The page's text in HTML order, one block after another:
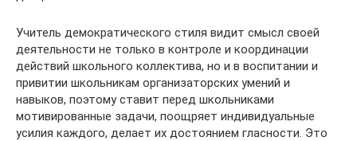
Учитель демократического стиля видит смысл своей
деятельности не только в контроле и координации
действий школьного кол­лектива, но и в воспитании и
привитии школьникам организа­торских умений и
навыков, поэтому ставит перед школьниками
мотивированные задачи, поощряет индивидуальные
усилия каждого, делает их достоянием гласности. Это